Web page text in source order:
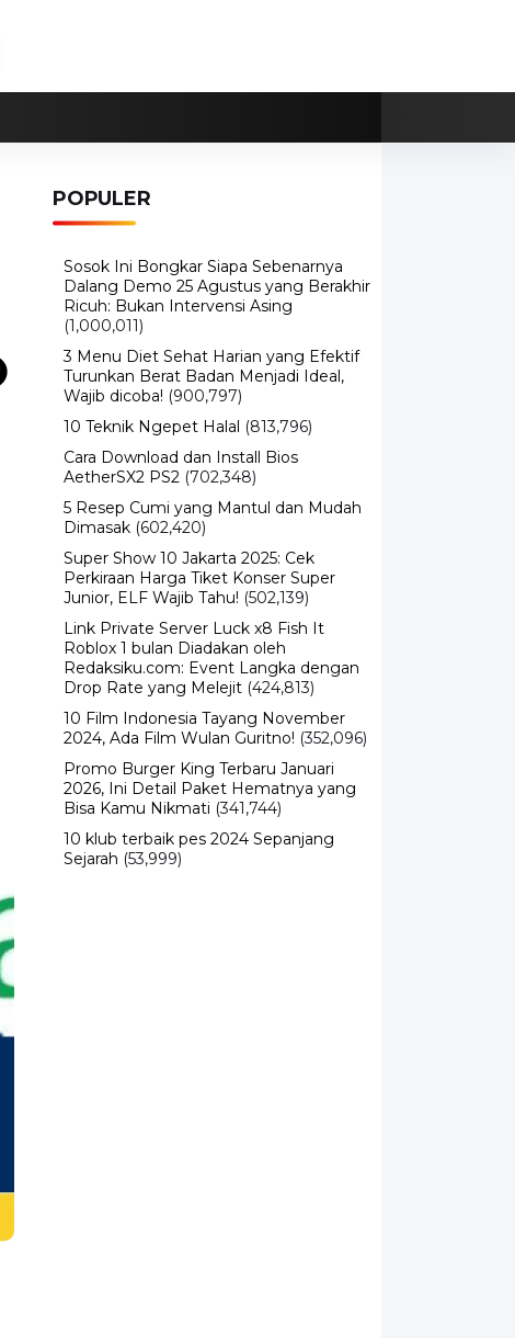
POPULER
Sosok Ini Bongkar Siapa Sebenarnya
Dalang Demo 25 Agustus yang Berakhir
Ricuh: Bukan Intervensi Asing
(1,000,011)
3 Menu Diet Sehat Harian yang Efektif
Turunkan Berat Badan Menjadi Ideal,
Wajib dicoba! (900,797)
10 Teknik Ngepet Halal (813,796)
Cara Download dan Install Bios
AetherSX2 PS2 (702,348)
5 Resep Cumi yang Mantul dan Mudah
Dimasak (602,420)
Super Show 10 Jakarta 2025: Cek
Perkiraan Harga Tiket Konser Super
Junior, ELF Wajib Tahu! (502,139)
Link Private Server Luck x8 Fish It
Roblox 1 bulan Diadakan oleh
Redaksiku.com: Event Langka dengan
Drop Rate yang Melejit (424,813)
10 Film Indonesia Tayang November
2024, Ada Film Wulan Guritno! (352,096)
Promo Burger King Terbaru Januari
2026, Ini Detail Paket Hematnya yang
Bisa Kamu Nikmati (341,744)
10 klub terbaik pes 2024 Sepanjang
Sejarah (53,999)